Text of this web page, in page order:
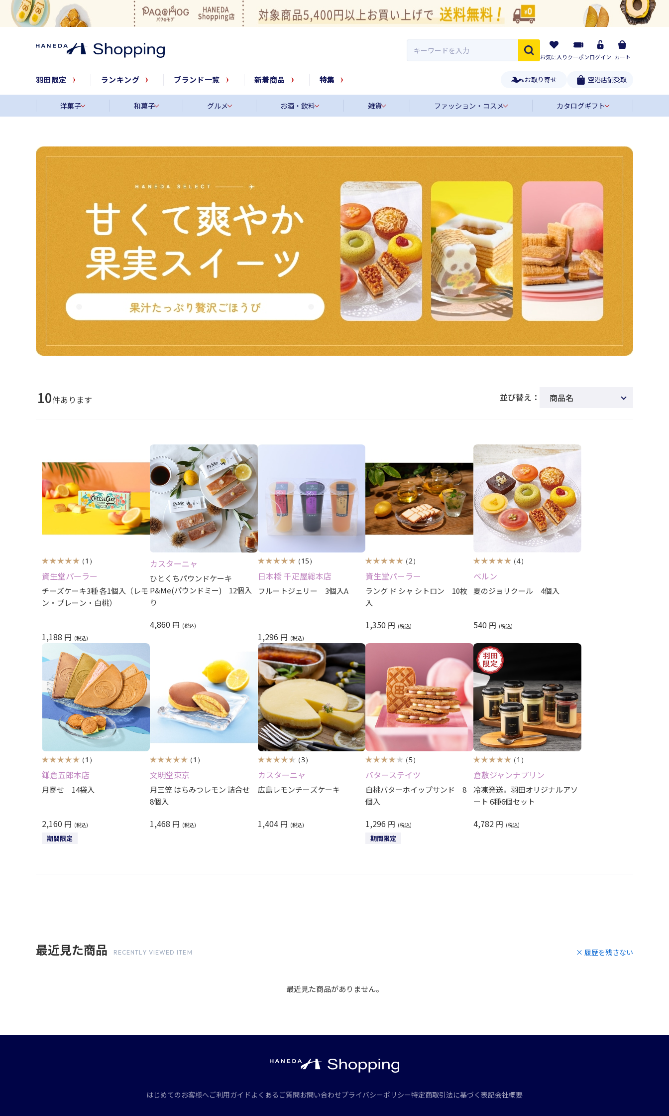
お気に入りクーポンログイン カート
羽田限定 ランキング ブランド一覧 新着商品 特集 お取り寄せ 空港店舗受取
洋菓子 和菓子 グルメ お酒・飲料 雑貨 ファッション・コスメ カタログギフト
10件あります
並び替え：
商品名
価格(高い順)
発売日＋商品名
レビュー順
レビュー評価順
（1）
資生堂パーラー
チーズケーキ3種 各1個入（レモ
ン・プレーン・白桃）
1,188 円
カスターニャ
ひとくちパウンドケーキ
P&Me(パウンドミー) 12個入
り
4,860 円
（15）
日本橋 千疋屋総本店
フルートジェリー 3個入A
1,296 円
（2）
資生堂パーラー
ラング ド シャ シトロン 10枚
入
1,350 円
（4）
ベルン
夏のジョリクール 4個入
540 円
（1）
鎌倉五郎本店
月寄せ 14袋入
2,160 円
期間限定
（1）
文明堂東京
月三笠 はちみつレモン 詰合せ
8個入
1,468 円
（3）
カスターニャ
広島レモンチーズケーキ
1,404 円
（5）
バターステイツ
白桃バターホイップサンド 8
個入
1,296 円
期間限定
（1）
倉敷ジャンナプリン
冷凍発送。羽田オリジナルアソ
ート 6種6個セット
4,782 円
最近見た商品 RECENTLY VIEWED ITEM × 履歴を残さない
最近見た商品がありません。
はじめてのお客様へご利用ガイド よくあるご質問お問い合わせプライバシーポリシー特定商取引法に基づく表記会社概要